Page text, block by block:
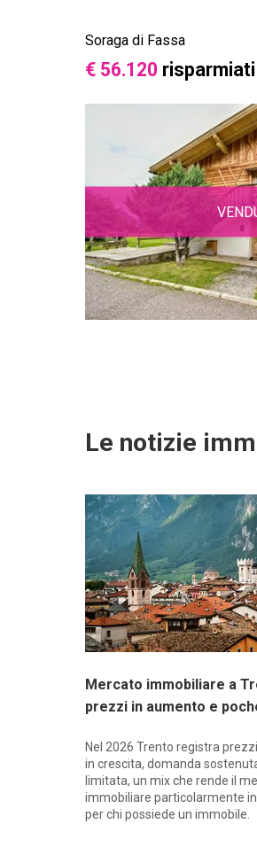
Soraga di Fassa
€ 56.120 risparmiati
Le notizie
Mercato immobiliare a
prezzi in aumento e
Nel 2026 Trento registra
in crescita, domanda
limitata, un mix che rende il
immobiliare particolarmente
per chi possiede un immobile.